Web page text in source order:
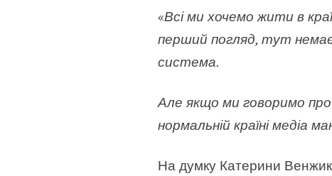
«Всі ми хочемо жити в
перший погляд, тут немає
система.
Але якщо ми говоримо
нормальній країні медіа
На думку Катерини